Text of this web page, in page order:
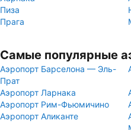
Пиза
Прага
Самые популярные
Аэропорт Барселона — Эль-
Прат
Аэропорт Ларнака
Аэропорт Рим-Фьюмичино
Аэропорт Аликанте